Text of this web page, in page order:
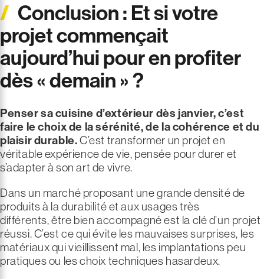
Conclusion : Et si votre
projet commençait
aujourd’hui pour en profiter
dès « demain » ?
Penser sa cuisine d’extérieur dès janvier, c’est
faire le choix de la sérénité, de la cohérence et du
plaisir durable.C’est transformer un projet en
véritable expérience de vie, pensée pour durer et
s’adapter à son art de vivre.
Dans un marché proposant une grande densité de
produits à la durabilité et aux usages très
différents, être bien accompagné est la clé d’un projet
réussi. C’est ce qui évite les mauvaises surprises, les
matériaux qui vieillissent mal, les implantations peu
pratiques ou les choix techniques hasardeux.